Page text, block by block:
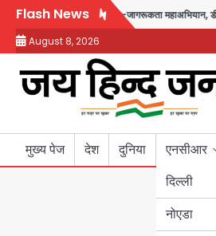
Skip
content
Flash News
तक चलेगा जन-जागरूकता महाअभियान, डीएम ने की
August 8, 2026
मुख्य पेज देश दुनिया
एनसीआर
दिल्ली
नोएडा